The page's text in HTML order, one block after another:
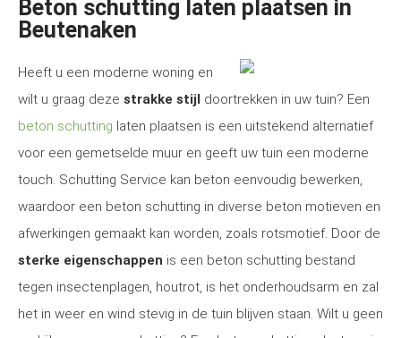
Beton schutting laten plaatsen in
Beutenaken
Heeft u een moderne woning en
wilt u graag deze strakke stijl doortrekken in uw tuin? Een
beton schutting laten plaatsen is een uitstekend alternatief
voor een gemetselde muur en geeft uw tuin een moderne
touch. Schutting Service kan beton eenvoudig bewerken,
waardoor een beton schutting in diverse beton motieven en
afwerkingen gemaakt kan worden, zoals rotsmotief. Door de
sterke eigenschappen is een beton schutting bestand
tegen insectenplagen, houtrot, is het onderhoudsarm en zal
het in weer en wind stevig in de tuin blijven staan. Wilt u geen